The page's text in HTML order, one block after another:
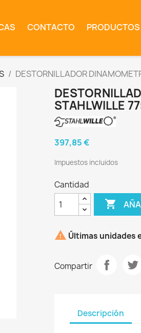
CONTACTO PRODUCTOS
DESTORNILLADOR
STAHLWILLE
397,85 €
Impuestos incluidos
Cantidad

 Últimas unidades
Compartir
Descripción